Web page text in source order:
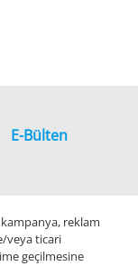
E-Bülten
reklam
veya ticari
geçilmesine